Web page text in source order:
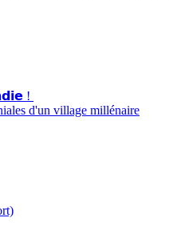
!
d'un village millénaire